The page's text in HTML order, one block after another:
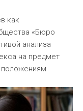
как
«Бюро
анализа
на предмет
положениям